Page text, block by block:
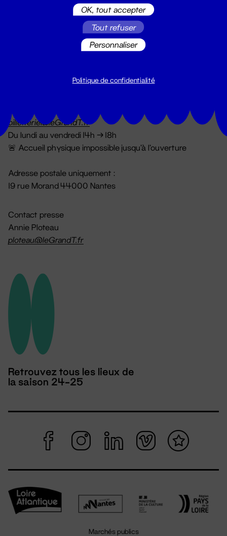
billetterie@leGrandT.fr
Du lundi au vendredi 14h → 18h
🚨 Accueil physique impossible jusqu'à l'ouverture
Adresse postale uniquement :
19 rue Morand 44000 Nantes
Contact presse
Annie Ploteau
ploteau@leGrandT.fr
Retrouvez tous les lieux de
la saison 24-25
Marchés publics
OK, tout accepter
Tout refuser
Personnaliser
Politique de confidentialité